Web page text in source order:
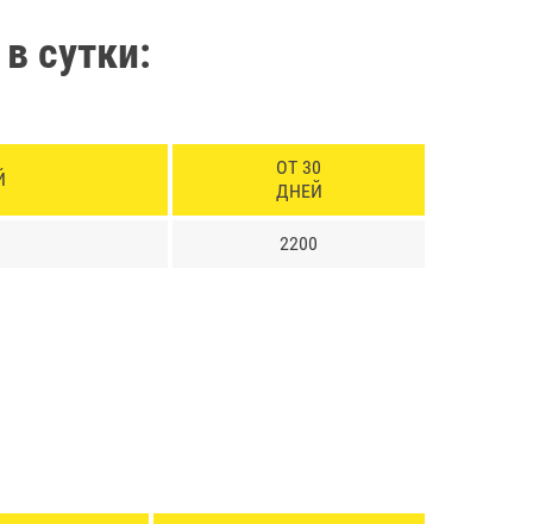
сутки:
ОТ 30
ДНЕЙ
2200